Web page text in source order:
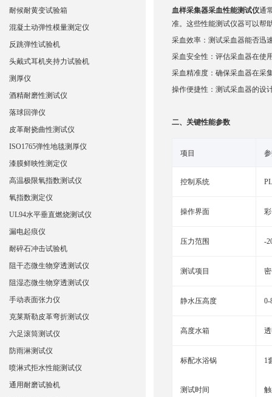
血样采集器采血性能测试仪通
准。这些性能测试仪器可以帮
采血效率：测试采血器能否迅
采血安全性：评估采血器在使
采血精准度：确保采血器在采
操作便捷性：测试采血器的设
二、关键性能参数
‌项目‌
控制系统‌
操作界面‌
压力范围 -
测试项目
静水压高度 0-
高度水箱
标配水浴锅 1
测试时间
耐候耐黄变试验箱
混凝土动弹性模量测定仪
反跳弹性试验机
头戴式耳机夹持力试验机
测厚仪
酒精耐磨性测试仪
落球回弹仪
皮革耐挠曲性测试仪
ISO1765弹性地毯测厚仪
漆膜鲜映性测定仪
高温极限氧指数测试仪
氧指数测定仪
UL94水平垂直燃烧测试仪
漏电起痕仪
耐碎石冲击试验机
阻干态微生物穿透测试仪
阻湿态微生物穿透测试仪
手动表面张力仪
克莱斯勒皮革弯折测试仪
六足滚筒测试仪
防雨淋测试仪
喷淋式拒水性能测试仪
通用耐磨试验机